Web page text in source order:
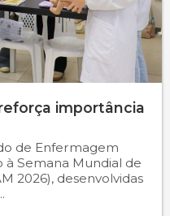
importância
de Enfermagem
à Semana Mundial de
2026), desenvolvidas